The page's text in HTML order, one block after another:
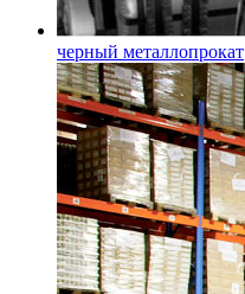
черный металлопрокат